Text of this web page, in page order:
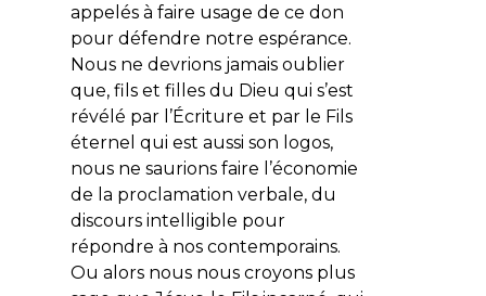
appelés à faire usage de ce don
pour défendre notre espérance.
Nous ne devrions jamais oublier
que, fils et filles du Dieu qui s’est
révélé par l’Écriture et par le Fils
éternel qui est aussi son logos,
nous ne saurions faire l’économie
de la proclamation verbale, du
discours intelligible pour
répondre à nos contemporains.
Ou alors nous nous croyons plus